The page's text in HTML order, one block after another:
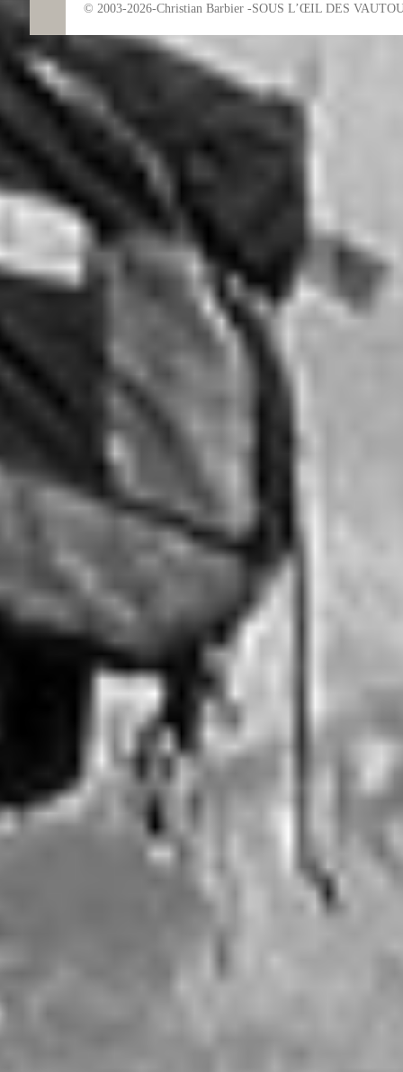
© 2003-2026-Christian Barbier -SOUS L’ŒIL DES